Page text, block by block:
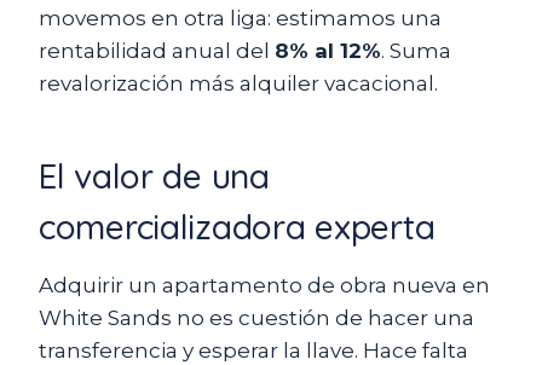
movemos en otra liga: estimamos una
rentabilidad anual del 8% al 12%. Suma
revalorización más alquiler vacacional.
El valor de una
comercializadora experta
Adquirir un apartamento de obra nueva en
White Sands no es cuestión de hacer una
transferencia y esperar la llave. Hace falta